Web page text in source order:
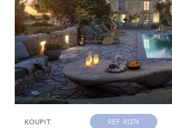
KOUPIT REF. R1374